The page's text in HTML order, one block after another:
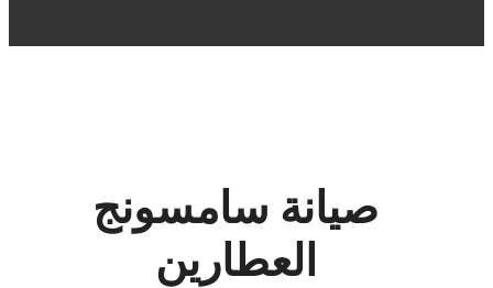
صيانة سامسونج
العطارين